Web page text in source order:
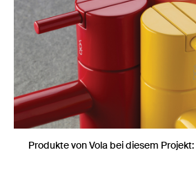
Produkte von Vola bei diesem Projekt: